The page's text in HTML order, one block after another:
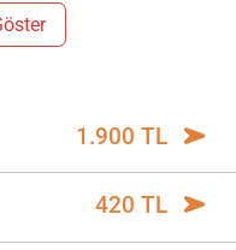
1.900 TL
420 TL